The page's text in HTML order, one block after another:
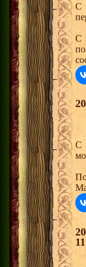
С
С
С